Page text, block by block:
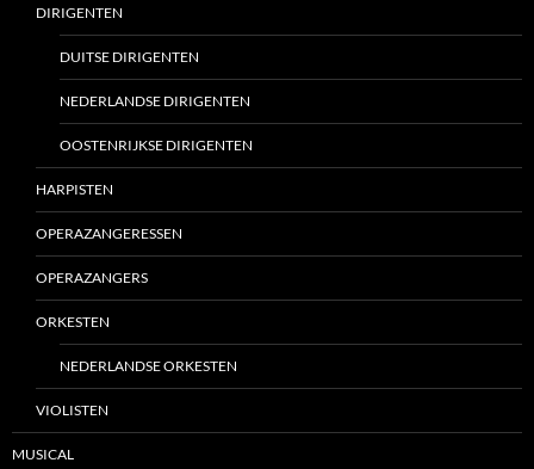
DIRIGENTEN
DUITSE DIRIGENTEN
NEDERLANDSE DIRIGENTEN
OOSTENRIJKSE DIRIGENTEN
HARPISTEN
OPERAZANGERESSEN
OPERAZANGERS
ORKESTEN
NEDERLANDSE ORKESTEN
VIOLISTEN
MUSICAL